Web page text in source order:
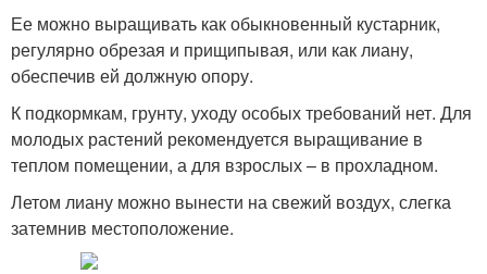
Ее можно выращивать как обыкновенный кустарник,
регулярно обрезая и прищипывая, или как лиану,
обеспечив ей должную опору.
К подкормкам, грунту, уходу особых требований нет. Для
молодых растений рекомендуется выращивание в
теплом помещении, а для взрослых – в прохладном.
Летом лиану можно вынести на свежий воздух, слегка
затемнив местоположение.